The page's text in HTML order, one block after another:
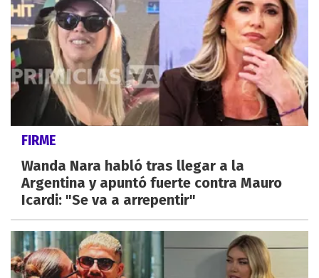
FIRME
Wanda Nara habló tras llegar a la
Argentina y apuntó fuerte contra Mauro
Icardi: "Se va a arrepentir"